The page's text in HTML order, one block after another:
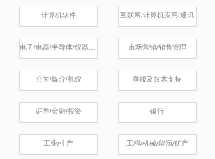
计算机软件 互联网/计算机应用/通讯
市场营销/销售管理
公关/媒介/礼仪 客服及技术支持
证券/金融/投资 银行
工业/生产 工程/机械/能源/矿产